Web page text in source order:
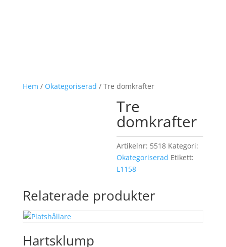
Hem / Okategoriserad / Tre domkrafter
Tre
domkrafter
Artikelnr: 5518 Kategori:
Okategoriserad Etikett:
L1158
Relaterade produkter
Hartsklump